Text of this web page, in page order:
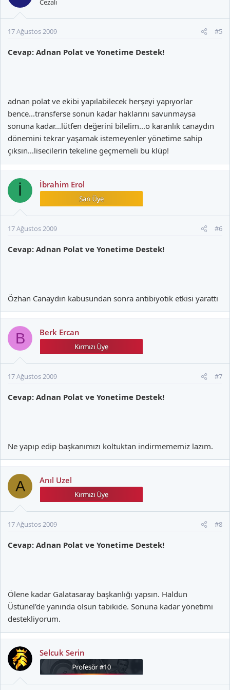
(Lütfen, "Amin" deyin...)
Cezalı
17 Ağustos 2009 #5
Cevap: Adnan Polat ve Yonetime Destek!
adnan polat ve ekibi yapılabilecek herşeyi yapıyorlar
bence...transferse sonun kadar haklarını savunmaysa
sonuna kadar...lütfen değerini bilelim...o karanlık canaydın
dönemini tekrar yaşamak istemeyenler yönetime sahip
çıksın...lisecilerin tekeline geçmemeli bu klüp!
İ İbrahim Erol
17 Ağustos 2009 #6
Cevap: Adnan Polat ve Yonetime Destek!
Özhan Canaydın kabusundan sonra antibiyotik etkisi yarattı
B Berk Ercan
17 Ağustos 2009 #7
Cevap: Adnan Polat ve Yonetime Destek!
Ne yapıp edip başkanımızı koltuktan indirmememiz lazım.
A Anıl Uzel
17 Ağustos 2009 #8
Cevap: Adnan Polat ve Yonetime Destek!
Ölene kadar Galatasaray başkanlığı yapsın. Haldun
Üstünel'de yanında olsun tabikide. Sonuna kadar yönetimi
destekliyorum.
Selcuk Serin